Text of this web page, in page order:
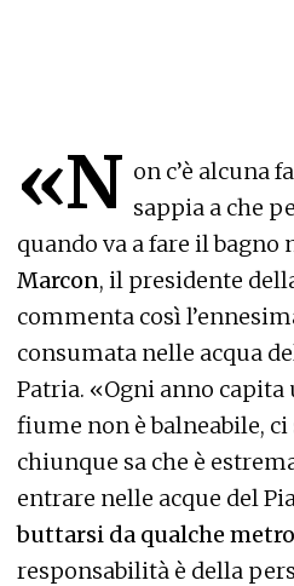
«N on c’è alcuna
sappia a che
quando va a fare il bagno
Marcon, il presidente
commenta così
consumata nelle acqua
Patria. «Ogni anno
fiume non è balneabile,
chiunque sa che è
entrare nelle acque del
buttarsi da qualche
responsabilità è della